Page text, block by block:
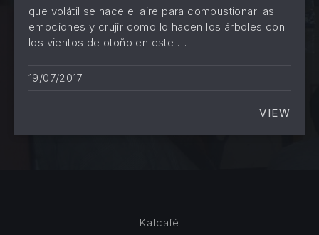
que volátil se hace el aire para combustionar las
emociones y crujir como lo hacen los árboles con
los vientos de otoño en este …
19/07/2017
VIEW
Kafcafé